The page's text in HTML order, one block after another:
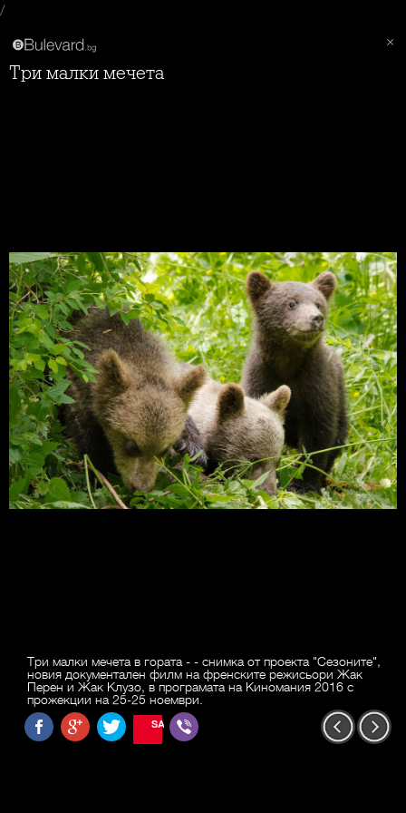
/
Три малки мечета
Три малки мечета в гората - - снимка от проекта "Сезоните",
новия документален филм на френските режисьори Жак
Перен и Жак Клузо, в програмата на Киномания 2016 с
прожекции на 25-25 ноември.
SAVE